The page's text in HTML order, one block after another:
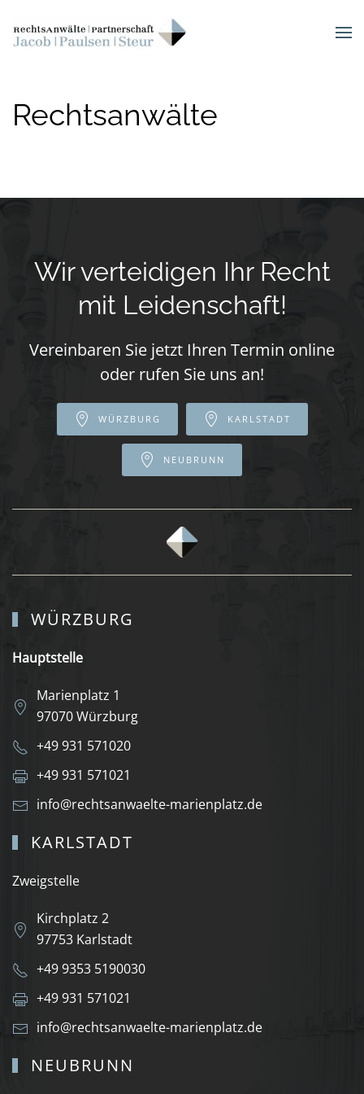
Skip to main content
Rechtsanwälte
Wir verteidigen Ihr Recht
mit Leidenschaft!
Vereinbaren Sie jetzt Ihren Termin online
oder rufen Sie uns an!
WÜRZBURG KARLSTADT
NEUBRUNN
WÜRZBURG
Hauptstelle
Marienplatz 1
97070 Würzburg
+49 931 571020
+49 931 571021
info@rechtsanwaelte-marienplatz.de
KARLSTADT
Zweigstelle
Kirchplatz 2
97753 Karlstadt
+49 9353 5190030
+49 931 571021
info@rechtsanwaelte-marienplatz.de
NEUBRUNN